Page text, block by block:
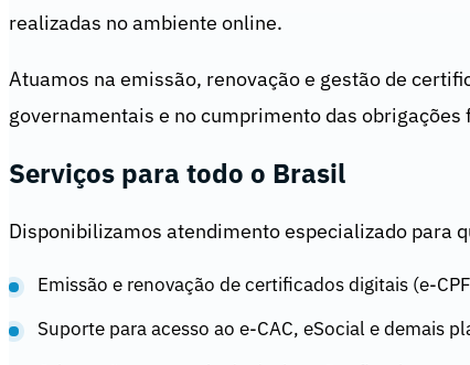
realizadas no ambiente online.
Atuamos na emissão, renovação e gestão de
governamentais e no cumprimento das
Serviços para todo o Brasil
Disponibilizamos atendimento especializado para
Emissão e renovação de certificados digitais (e-
Suporte para acesso ao e-CAC, eSocial e demais